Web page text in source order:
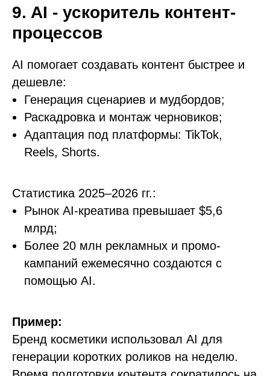
9. AI - ускоритель контент-
процессов
AI помогает создавать контент быстрее и
дешевле:
Генерация сценариев и мудбордов;
Раскадровка и монтаж черновиков;
Адаптация под платформы: TikTok,
Reels, Shorts.
Статистика 2025–2026 гг.:
Рынок AI-креатива превышает $5,6
млрд;
Более 20 млн рекламных и промо-
кампаний ежемесячно создаются с
помощью AI.
Пример:
Бренд косметики использовал AI для
генерации коротких роликов на неделю.